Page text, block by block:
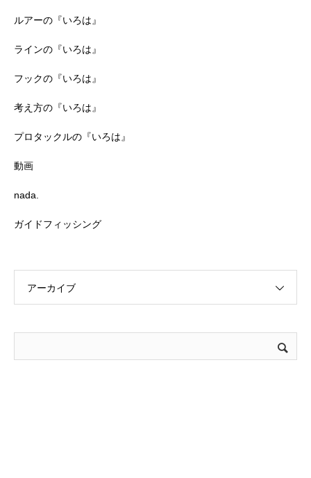
ルアーの『いろは』
ラインの『いろは』
フックの『いろは』
考え方の『いろは』
プロタックルの『いろは』
動画
nada.
ガイドフィッシング
アーカイブ